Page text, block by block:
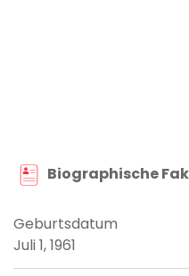
Biographische
Geburtsdatum
Juli 1, 1961